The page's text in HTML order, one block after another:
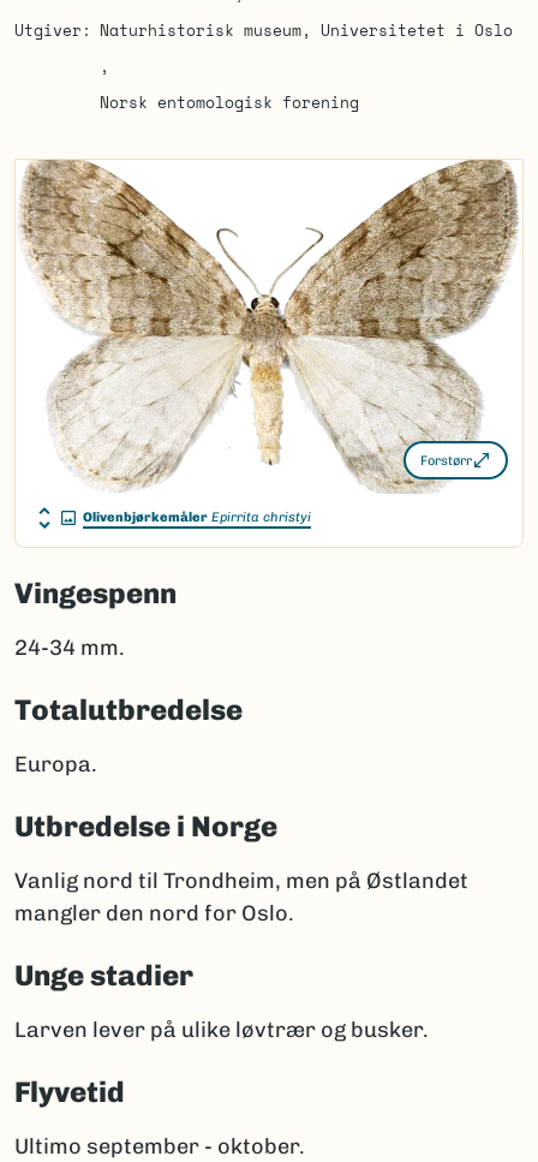
Utgiver
Naturhistorisk museum, Universitetet i Oslo
Norsk entomologisk forening
Forstørr
Olivenbjørkemåler Epirrita christyi
Vingespenn
24-34 mm.
Totalutbredelse
Europa.
Utbredelse i Norge
Vanlig nord til Trondheim, men på Østlandet
mangler den nord for Oslo.
Unge stadier
Larven lever på ulike løvtrær og busker.
Flyvetid
Ultimo september - oktober.